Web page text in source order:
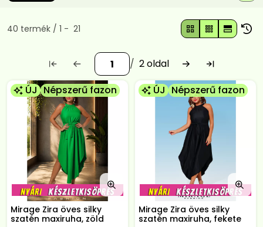
Összes termék a kategóriában
40 termék 1 21
2
ÚJ Népszerű fazon
Mirage Zira öves silky
szatén maxiruha, zöld
ÚJ Népszerű fazon
Mirage Zira öves silky
szatén maxiruha, fekete